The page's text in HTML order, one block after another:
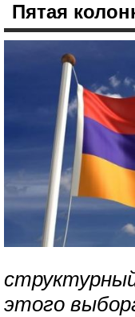
Пятая
этого